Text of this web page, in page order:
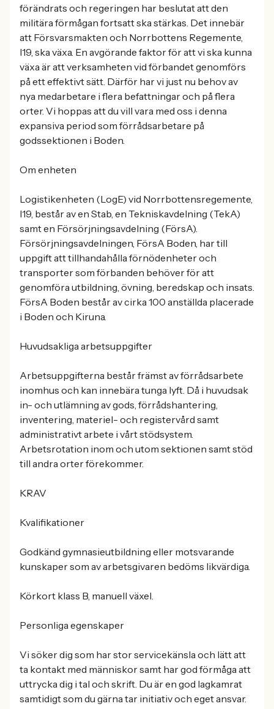
förändrats och regeringen har beslutat att den
militära förmågan fortsatt ska stärkas. Det innebär
att Försvarsmakten och Norrbottens Regemente,
I19, ska växa. En avgörande faktor för att vi ska kunna
växa är att verksamheten vid förbandet genomförs
på ett effektivt sätt. Därför har vi just nu behov av
nya medarbetare i flera befattningar och på flera
orter. Vi hoppas att du vill vara med oss i denna
expansiva period som förrådsarbetare på
godssektionen i Boden.
Om enheten
Logistikenheten (LogE) vid Norrbottensregemente,
I19, består av en Stab, en Tekniskavdelning (TekA)
samt en Försörjningsavdelning (FörsA).
Försörjningsavdelningen, FörsA Boden, har till
uppgift att tillhandahålla förnödenheter och
transporter som förbanden behöver för att
genomföra utbildning, övning, beredskap och insats.
FörsA Boden består av cirka 100 anställda placerade
i Boden och Kiruna.
Huvudsakliga arbetsuppgifter
Arbetsuppgifterna består främst av förrådsarbete
inomhus och kan innebära tunga lyft. Då i huvudsak
in- och utlämning av gods, förrådshantering,
inventering, materiel- och registervård samt
administrativt arbete i vårt stödsystem.
Arbetsrotation inom och utom sektionen samt stöd
till andra orter förekommer.
KRAV
Kvalifikationer
Godkänd gymnasieutbildning eller motsvarande
kunskaper som av arbetsgivaren bedöms likvärdiga.
Körkort klass B, manuell växel.
Personliga egenskaper
Vi söker dig som har stor servicekänsla och lätt att
ta kontakt med människor samt har god förmåga att
uttrycka dig i tal och skrift. Du är en god lagkamrat
samtidigt som du gärna tar initiativ och eget ansvar.